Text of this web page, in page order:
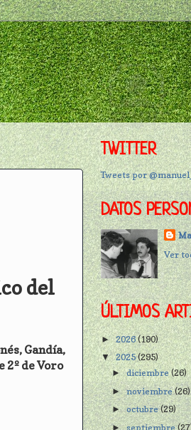
del
Gandía,
2º de Voro
TWITTER
Tweets por
DATOS
Ver
ÚLTIMOS
►2026(190)
▼2025(295)
►diciembre(26)
►noviembre(26)
►octubre(29)
►septiembre